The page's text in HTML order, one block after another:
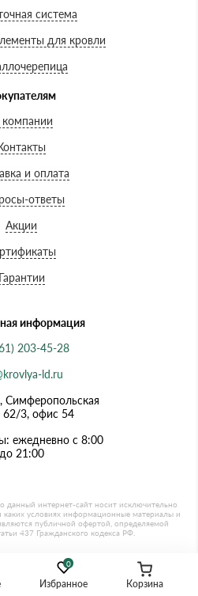
0
Избранное Корзина
система
для кровли
и оплата
ответы
Акции
Гарантии
информация
203-45-28
ld.ru
Симферопольская
62/3, офис 54
ежедневно с 8:00
до 21:00